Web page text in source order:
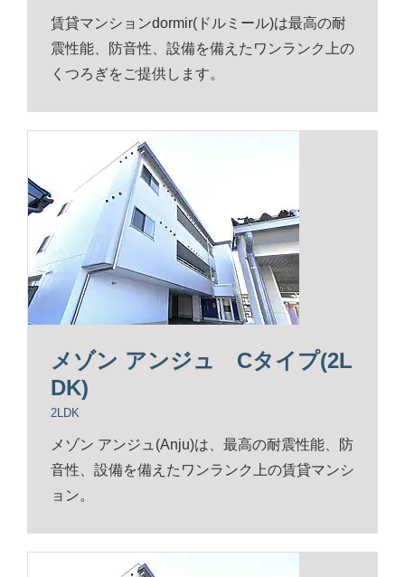
賃貸マンションdormir(ドルミール)は最高の耐
震性能、防音性、設備を備えたワンランク上の
くつろぎをご提供します。
メゾン アンジュ Cタイプ(2L
DK)
2LDK
メゾン アンジュ(Anju)は、最高の耐震性能、防
音性、設備を備えたワンランク上の賃貸マンシ
ョン。